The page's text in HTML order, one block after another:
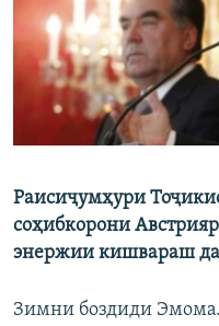
ГУЗОРИШҲОИ РАДИОӢ
Русский
ПАЙГИРӢ КУНЕД
Ҳамаи сомонаҳои
Раисиҷумҳури
соҳибкорони
энержии кишвараш
Зимни боздиди